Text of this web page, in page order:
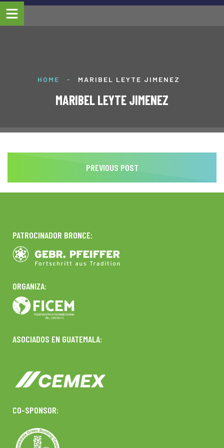
MARIBEL LEYTE JIMENEZ
HOME - MARIBEL LEYTE JIMENEZ
PREVIOUS POST
PATROCINADOR BRONCE:
ORGANIZA:
ASOCIADOS EN GUATEMALA:
CO-SPONSOR: